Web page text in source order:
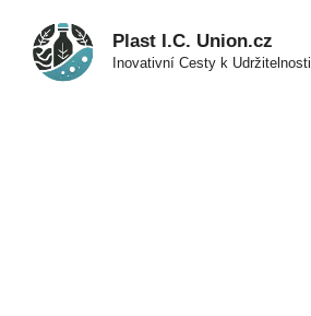
obsah
Plast I.C. Union.cz
Inovativní Cesty k Udržitelnosti